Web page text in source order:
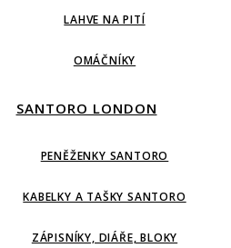
LAHVE NA PITÍ
OMÁČNÍKY
SANTORO LONDON
PENĚŽENKY SANTORO
KABELKY A TAŠKY SANTORO
ZÁPISNÍKY, DIÁŘE, BLOKY